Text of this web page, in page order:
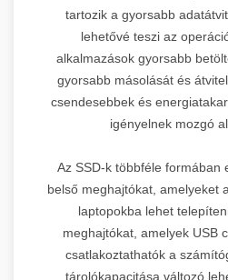
tartozik a gyorsabb
lehetővé teszi az
alkalmazások gyorsabb
gyorsabb másolását és
csendesebbek és
igényelnek mozgó
Az SSD-k többféle formában
belső meghajtókat, amelyeket
laptopokba lehet
meghajtókat, amelyek USB
csatlakoztathatók a
tárolókapacitása változó